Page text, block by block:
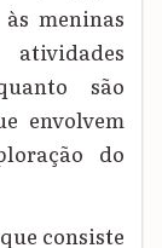
meninas
são
envolvem
do
consiste